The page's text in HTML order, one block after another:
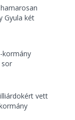
Gyula két
kormány
sor
vett